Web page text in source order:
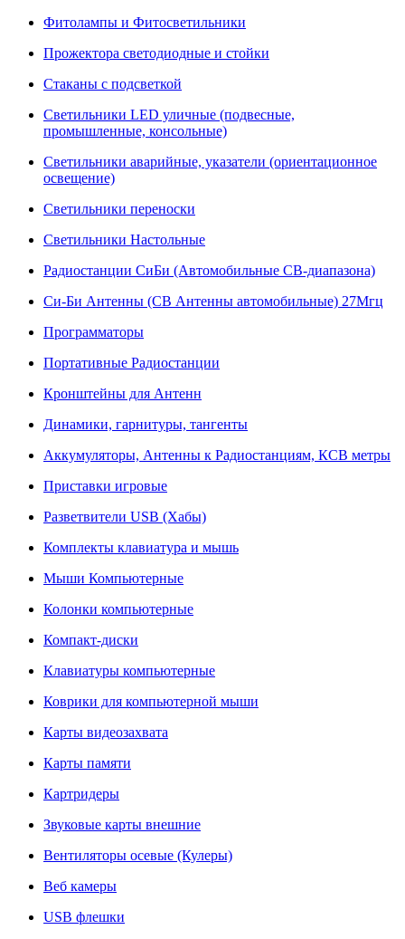
Фитолампы и Фитосветильники
Прожектора светодиодные и стойки
Стаканы с подсветкой
Светильники LED уличные (подвесные,
промышленные, консольные)
Светильники аварийные, указатели (ориентационное
освещение)
Светильники переноски
Светильники Настольные
Радиостанции СиБи (Автомобильные СВ-диапазона)
Си-Би Антенны (СВ Антенны автомобильные) 27Мгц
Программаторы
Портативные Радиостанции
Кронштейны для Антенн
Динамики, гарнитуры, тангенты
Аккумуляторы, Антенны к Радиостанциям, КСВ метры
Приставки игровые
Разветвители USB (Хабы)
Комплекты клавиатура и мышь
Мыши Компьютерные
Колонки компьютерные
Компакт-диски
Клавиатуры компьютерные
Коврики для компьютерной мыши
Карты видеозахвата
Карты памяти
Картридеры
Звуковые карты внешние
Вентиляторы осевые (Кулеры)
Веб камеры
USB флешки